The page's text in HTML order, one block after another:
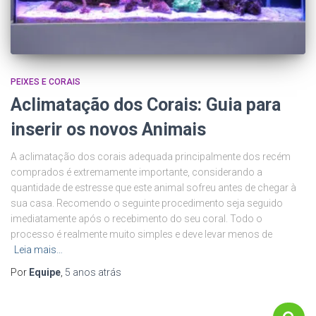
PEIXES E CORAIS
Aclimatação dos Corais: Guia para
inserir os novos Animais
A aclimatação dos corais adequada principalmente dos recém
comprados é extremamente importante, considerando a
quantidade de estresse que este animal sofreu antes de chegar à
sua casa. Recomendo o seguinte procedimento seja seguido
imediatamente após o recebimento do seu coral. Todo o
processo é realmente muito simples e deve levar menos de
Leia mais…
Por Equipe 5 anos atrás